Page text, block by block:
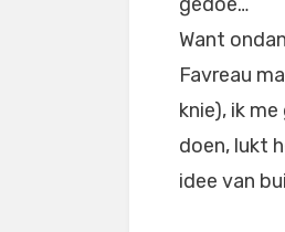
Want
Favreau
knie), ik
doen, lukt
idee van